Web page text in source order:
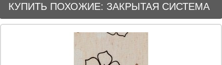
КУПИТЬ ПОХОЖИЕ: ЗАКРЫТАЯ СИСТЕМА